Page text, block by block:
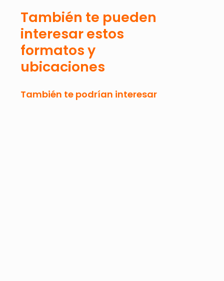
También te pueden
interesar estos
formatos y
ubicaciones
También te podrían interesar